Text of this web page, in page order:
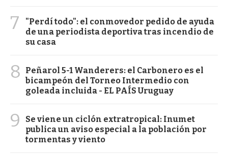
7
"Perdí todo": el conmovedor pedido de ayuda
de una periodista deportiva tras incendio de
su casa
8
Peñarol 5-1 Wanderers: el Carbonero es el
bicampeón del Torneo Intermedio con
goleada incluida - EL PAÍS Uruguay
9
Se viene un ciclón extratropical: Inumet
publica un aviso especial a la población por
tormentas y viento